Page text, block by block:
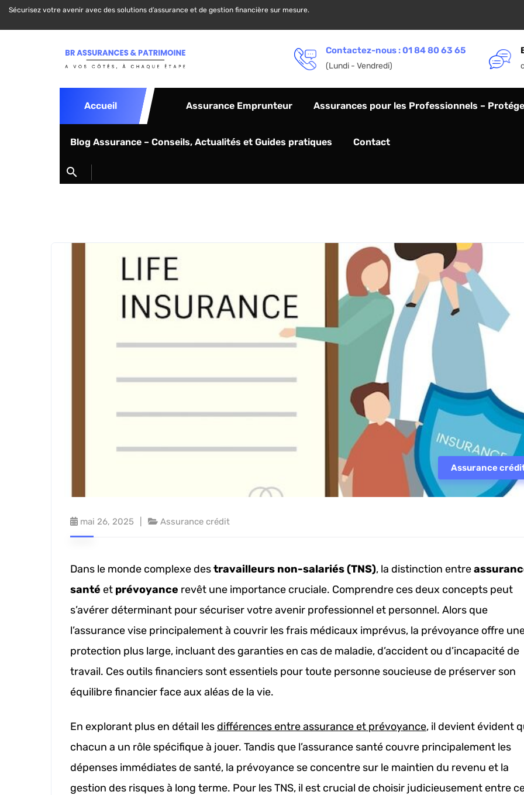
Sécurisez votre avenir avec des solutions d’assurance et de gestion financière sur mesure.
Contactez-nous : 01 84 80 63 65
(Lundi - Vendredi)
Accueil Assurance Emprunteur Assurances pour les Professionnels –
Blog Assurance – Conseils, Actualités et Guides pratiques Contact
Assurance
mai 26, 2025 Assurance crédit
Dans le monde complexe destravailleurs non-salariés (TNS), la distinction entre
santé et prévoyance revêt une importance cruciale. Comprendre ces deux concepts peut
s’avérer déterminant pour sécuriser votre avenir professionnel et personnel. Alors que
l’assurance vise principalement à couvrir les frais médicaux imprévus, la prévoyance offre
protection plus large, incluant des garanties en cas de maladie, d’accident ou d’incapacité de
travail. Ces outils financiers sont essentiels pour toute personne soucieuse de préserver son
équilibre financier face aux aléas de la vie.
En explorant plus en détail lesdifférences entre assurance et prévoyance, il devient évident
chacun a un rôle spécifique à jouer. Tandis que l’assurance santé couvre principalement les
dépenses immédiates de santé, la prévoyance se concentre sur le maintien du revenu et la
gestion des risques à long terme. Pour les TNS, il est crucial de choisir judicieusement entre